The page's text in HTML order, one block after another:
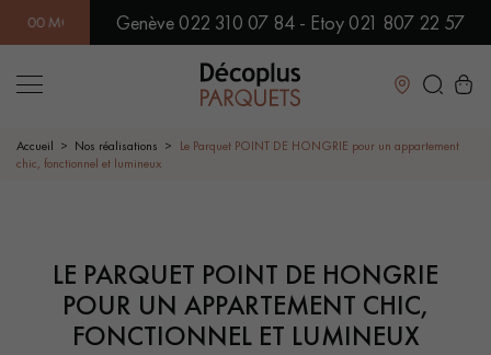
EN SHOWROOM | DISPONIBILITÉ IMMÉDIATE |
Genève 022 310 07 84 - Etoy 021 807 22 57
Fermer
PARQUET MASSIF
PARQUET CONTRECOLLÉ -
FLOTTANT
Accueil Nos réalisations
Le Parquet POINT DE HONGRIE pour un appartement
chic, fonctionnel et lumineux
LE PARQUET POINT DE HONGRIE
POUR UN APPARTEMENT CHIC,
FONCTIONNEL ET LUMINEUX